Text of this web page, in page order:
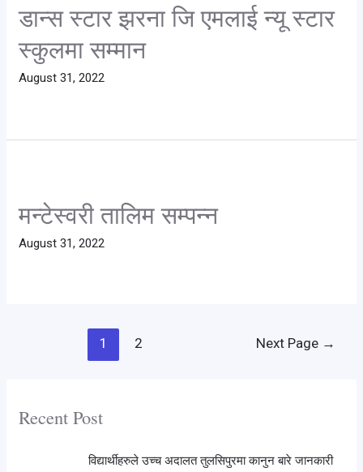
डान्स स्टार झरना जि एमलाई न्यू स्टार
स्कुलमा सम्मान
August 31, 2022
मन्टेस्वरी तालिम सम्पन्न
August 31, 2022
1 2 Next Page →
Recent Post
विद्यार्थीहरुले उच्च अदालत तुलसिपुरमा कानुन बारे जानकारी